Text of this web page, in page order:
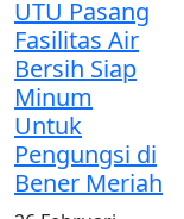
UTU Pasang
Fasilitas Air
Bersih Siap
Minum
Untuk
Pengungsi di
Bener Meriah